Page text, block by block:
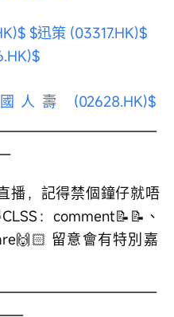
$迅策 (03317.HK)$
人壽 (02628.HK)$
播，記得禁個鐘仔就唔
：comment📝📝、
留意會有特別嘉